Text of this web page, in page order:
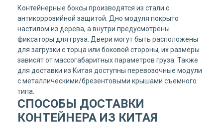
Контейнерные боксы производятся из стали с
антикоррозийной защитой. Дно модуля покрыто
настилом из дерева, а внутри предусмотрены
фиксаторы для груза. Двери могут быть расположены
для загрузки с торца или боковой стороны, их размеры
зависят от массогабаритных параметров груза. Также
для доставки из Китая доступны перевозочные модули
с металлическими/брезентовыми крышами съемного
типа.
СПОСОБЫ ДОСТАВКИ
КОНТЕЙНЕРА ИЗ КИТАЯ